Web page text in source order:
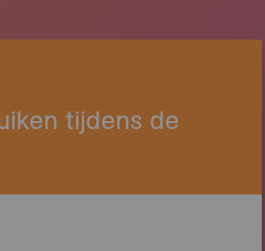
tijdens de